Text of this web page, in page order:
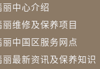
丽中心介绍
丽维修及保养项目
丽中国区服务网点
丽最新资讯及保养知识